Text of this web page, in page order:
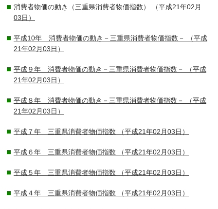
消費者物価の動き（三重県消費者物価指数）
（平成21年02月
03日）
平成10年 消費者物価の動き－三重県消費者物価指数－
（平成
21年02月03日）
平成９年 消費者物価の動き－三重県消費者物価指数－
（平成
21年02月03日）
平成８年 消費者物価の動き－三重県消費者物価指数－
（平成
21年02月03日）
平成７年 三重県消費者物価指数 （平成21年02月03日）
平成６年 三重県消費者物価指数 （平成21年02月03日）
平成５年 三重県消費者物価指数 （平成21年02月03日）
平成４年 三重県消費者物価指数 （平成21年02月03日）